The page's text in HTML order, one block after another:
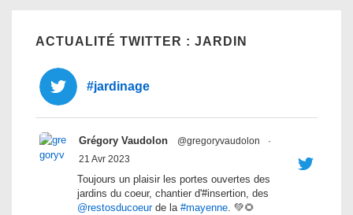
ACTUALITÉ TWITTER : JARDIN
#jardinage
Grégory Vaudolon @gregoryvaudolon
·
21 Avr 2023
Toujours un plaisir les portes ouvertes des
jardins du coeur, chantier d'#insertion, des
@restosducoeurde la #mayenne. 💚🌻